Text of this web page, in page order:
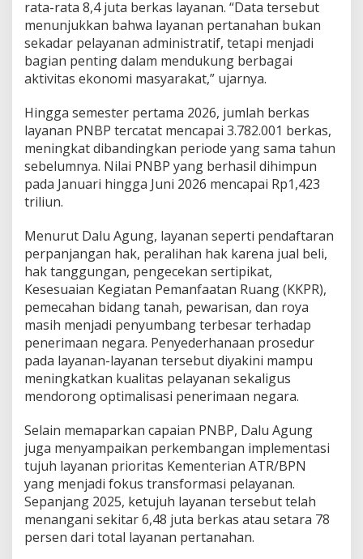
E
k
o
s
s
e
m
P
m
b
y
a
n
N
a
s
o
n
a
l
rata-rata 8,4 juta berkas layanan. “Data tersebut
menunjukkan bahwa layanan pertanahan bukan
sekadar pelayanan administratif, tetapi menjadi
bagian penting dalam mendukung berbagai
aktivitas ekonomi masyarakat,” ujarnya.
Hingga semester pertama 2026, jumlah berkas
layanan PNBP tercatat mencapai 3.782.001 berkas,
meningkat dibandingkan periode yang sama tahun
sebelumnya. Nilai PNBP yang berhasil dihimpun
pada Januari hingga Juni 2026 mencapai Rp1,423
triliun.
Menurut Dalu Agung, layanan seperti pendaftaran
perpanjangan hak, peralihan hak karena jual beli,
hak tanggungan, pengecekan sertipikat,
Kesesuaian Kegiatan Pemanfaatan Ruang (KKPR),
pemecahan bidang tanah, pewarisan, dan roya
masih menjadi penyumbang terbesar terhadap
penerimaan negara. Penyederhanaan prosedur
pada layanan-layanan tersebut diyakini mampu
meningkatkan kualitas pelayanan sekaligus
mendorong optimalisasi penerimaan negara.
Selain memaparkan capaian PNBP, Dalu Agung
juga menyampaikan perkembangan implementasi
tujuh layanan prioritas Kementerian ATR/BPN
yang menjadi fokus transformasi pelayanan.
Sepanjang 2025, ketujuh layanan tersebut telah
menangani sekitar 6,48 juta berkas atau setara 78
persen dari total layanan pertanahan.